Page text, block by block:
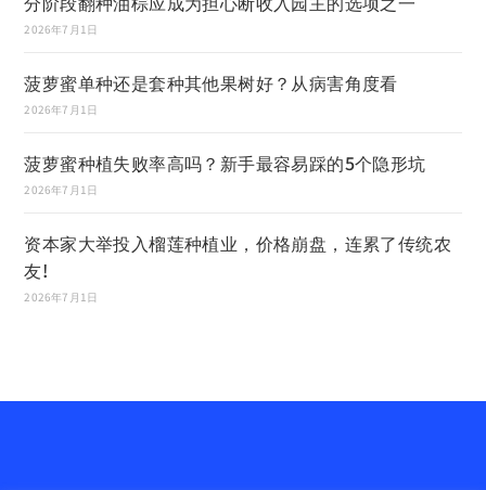
2026年7月1日
菠萝蜜单种还是套种其他果树好？从病害角度看
2026年7月1日
菠萝蜜种植失败率高吗？新手最容易踩的5个隐形坑
2026年7月1日
资本家大举投入榴莲种植业，价格崩盘，连累了传统农
友!
2026年7月1日